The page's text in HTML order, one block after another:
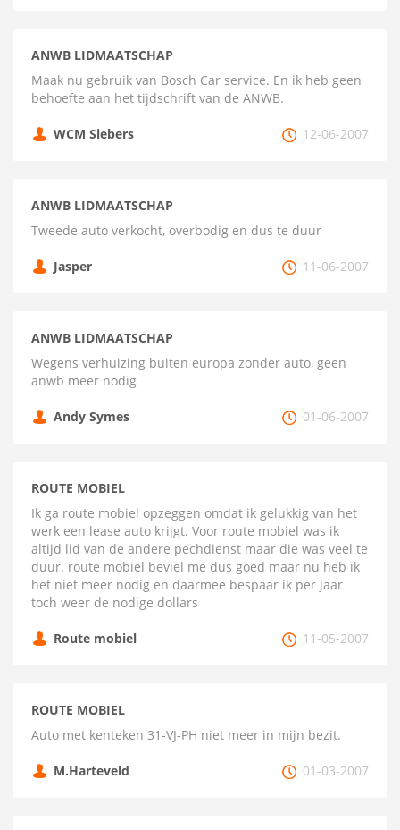
ANWB LIDMAATSCHAP
Maak nu gebruik van Bosch Car service. En ik heb geen
behoefte aan het tijdschrift van de ANWB.
WCM Siebers 12-06-2007
ANWB LIDMAATSCHAP
Tweede auto verkocht, overbodig en dus te duur
Jasper 11-06-2007
ANWB LIDMAATSCHAP
Wegens verhuizing buiten europa zonder auto, geen
anwb meer nodig
Andy Symes 01-06-2007
ROUTE MOBIEL
Ik ga route mobiel opzeggen omdat ik gelukkig van het
werk een lease auto krijgt. Voor route mobiel was ik
altijd lid van de andere pechdienst maar die was veel te
duur. route mobiel beviel me dus goed maar nu heb ik
het niet meer nodig en daarmee bespaar ik per jaar
toch weer de nodige dollars
Route mobiel 11-05-2007
ROUTE MOBIEL
Auto met kenteken 31-VJ-PH niet meer in mijn bezit.
M.Harteveld 01-03-2007